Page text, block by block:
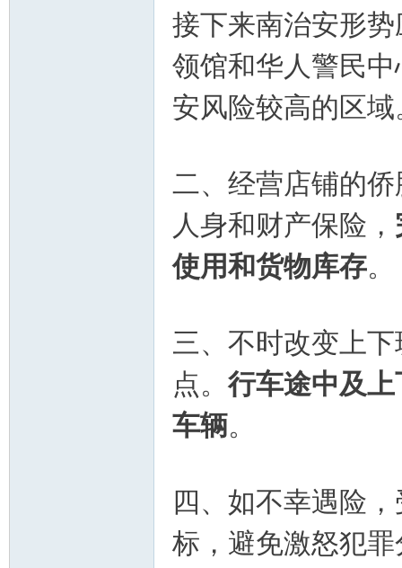
接下来南治安形
领馆和华人警民
安风险较高的区域
二、经营店铺的
人身和财产保险，
使用和货物库存。
三、不时改变上
点。行车途中及
车辆。
四、如不幸遇险
标，避免激怒犯